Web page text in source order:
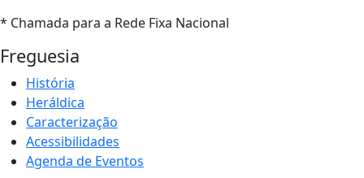
* Chamada para a Rede Fixa Nacional
Freguesia
História
Heráldica
Caracterização
Acessibilidades
Agenda de Eventos